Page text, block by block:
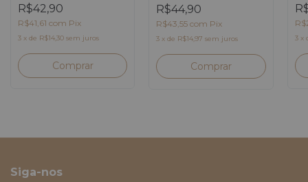
R$42,90
R$41,61 com Pix
3 x de R$14,30 sem juros
R$44,90
R$43,55com Pix
3 xde R$14,97 sem juros 3 x
Siga-nos